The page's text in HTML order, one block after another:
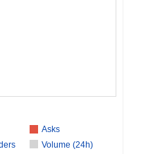
Asks
Volume (24h)